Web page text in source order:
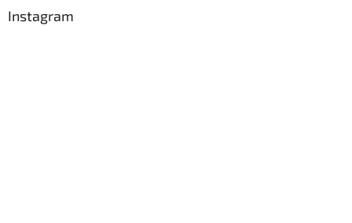
Instagram